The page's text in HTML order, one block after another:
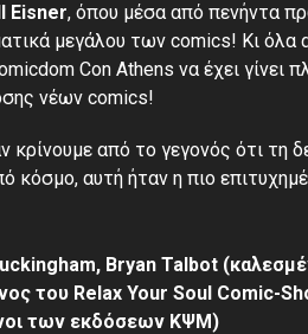
Eisner, όπου μέσα από πενήντα
μεγάλου των comics! Κι όλα
Con Athens να έχει γίνει
νέων comics!
από το γεγονός ότι τη
κόσμο, αυτή ήταν η πιο
Bryan Talbot
του Relax Your Soul Comic-
των εκδόσεων ΚΨΜ)